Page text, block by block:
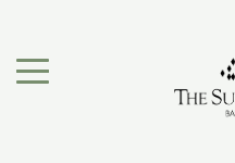
สลับเมนูการนำทาง"